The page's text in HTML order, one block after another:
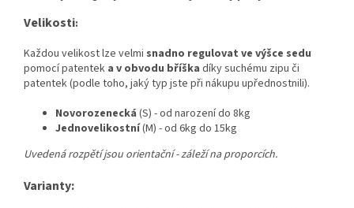
Velikosti:
Každou velikost lze velmi snadno regulovat ve výšce sedu
pomocí patentek a v obvodu bříška díky suchému zipu či
patentek (podle toho, jaký typ jste při nákupu upřednostnili).
Novorozenecká (S) - od narození do 8kg
Jednovelikostní(M) - od 6kg do 15kg
Uvedená rozpětí jsou orientační - záleží na proporcích.
Varianty: